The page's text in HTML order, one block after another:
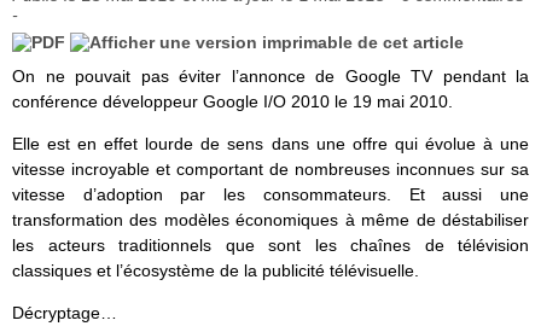
-
On ne pouvait pas éviter l’annonce de Google TV pendant la
conférence développeur Google I/O 2010 le 19 mai 2010.
Elle est en effet lourde de sens dans une offre qui évolue à une
vitesse incroyable et comportant de nombreuses inconnues sur sa
vitesse d’adoption par les consommateurs. Et aussi une
transformation des modèles économiques à même de déstabiliser
les acteurs traditionnels que sont les chaînes de télévision
classiques et l’écosystème de la publicité télévisuelle.
Décryptage…